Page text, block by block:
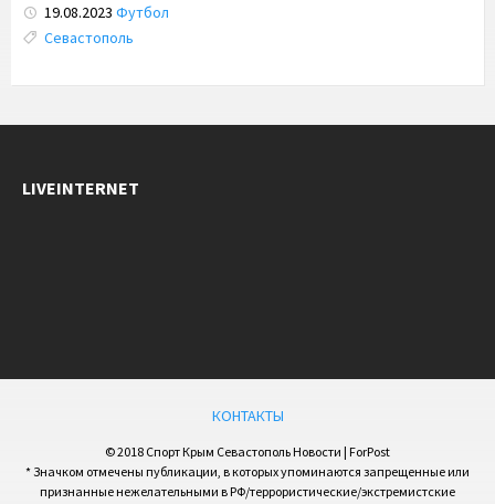
19.08.2023 Футбол
Tags:
Севастополь
LIVEINTERNET
КОНТАКТЫ
© 2018 Спорт Крым Севастополь Новости | ForPost
* Значком отмечены публикации, в которых упоминаются запрещенные или
признанные нежелательными в РФ/террористические/экстремистские